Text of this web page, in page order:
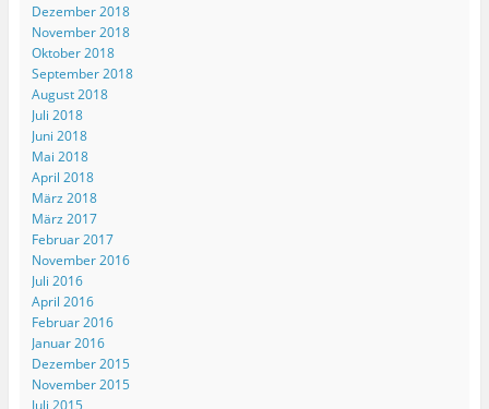
Dezember 2018
November 2018
Oktober 2018
September 2018
August 2018
Juli 2018
Juni 2018
Mai 2018
April 2018
März 2018
März 2017
Februar 2017
November 2016
Juli 2016
April 2016
Februar 2016
Januar 2016
Dezember 2015
November 2015
Juli 2015